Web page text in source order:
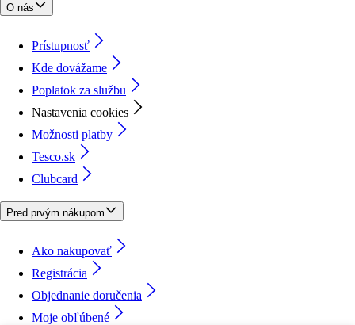
O nás
Prístupnosť
Kde dovážame
Poplatok za službu
Nastavenia cookies
Možnosti platby
Tesco.sk
Clubcard
Pred prvým nákupom
Ako nakupovať
Registrácia
Objednanie doručenia
Moje obľúbené